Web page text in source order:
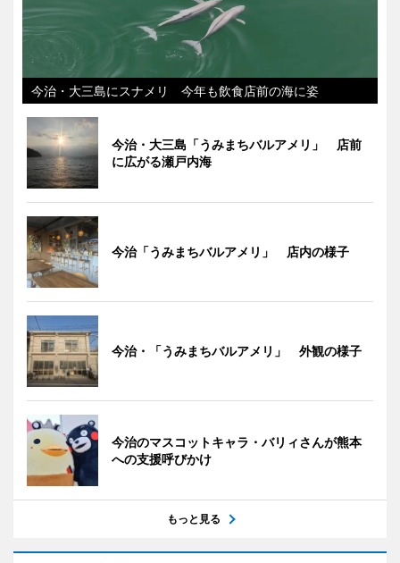
今治・大三島にスナメリ 今年も飲食店前の海に姿
今治・大三島「うみまちバルアメリ」 店前
に広がる瀬戸内海
今治「うみまちバルアメリ」 店内の様子
今治・「うみまちバルアメリ」 外観の様子
今治のマスコットキャラ・バリィさんが熊本
への支援呼びかけ
もっと見る